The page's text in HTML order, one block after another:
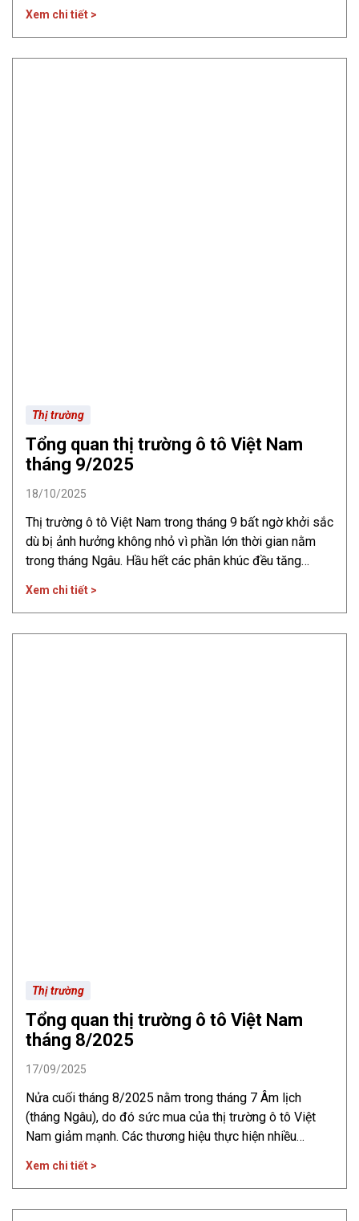
cáo của Hiệp hội Các nhà sản xuất
Xem chi tiết >
Thị trường
Tổng quan thị trường ô tô Việt Nam
tháng 9/2025
18/10/2025
Thị trường ô tô Việt Nam trong tháng 9 bất ngờ khởi sắc
dù bị ảnh hưởng không nhỏ vì phần lớn thời gian nằm
trong tháng Ngâu. Hầu hết các phân khúc đều tăng
tháng 9/2025 Theo báo cáo của Hiệp hội các
Xem chi tiết >
Thị trường
Tổng quan thị trường ô tô Việt Nam
tháng 8/2025
17/09/2025
Nửa cuối tháng 8/2025 nằm trong tháng 7 Âm lịch
(tháng Ngâu), do đó sức mua của thị trường ô tô Việt
Nam giảm mạnh. Các thương hiệu thực hiện nhiều
việc tụt giảm doanh số. Tổng quan thị trường ô tô Việt
Nam tháng
Xem chi tiết >